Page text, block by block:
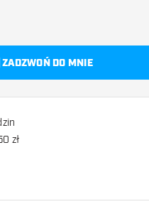
ZADZWOŃ DO MNIE
zł